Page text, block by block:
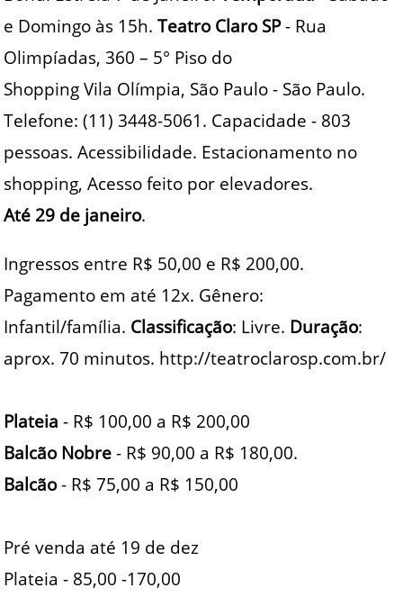
e Domingo às 15h.Teatro Claro SP- Rua
Olimpíadas, 360 – 5° Piso do
Shopping Vila Olímpia, São Paulo - São Paulo.
Telefone: (11) 3448-5061. Capacidade - 803
pessoas. Acessibilidade. Estacionamento no
shopping, Acesso feito por elevadores.
Até 29 de janeiro.
Ingressos entre R$ 50,00 e R$ 200,00.
Pagamento em até 12x. Gênero:
Infantil/família. Classificação: Livre. Duração:
aprox. 70 minutos. http://teatroclarosp.com.br/
Plateia - R$ 100,00 a R$ 200,00
Balcão Nobre - R$ 90,00 a R$ 180,00.
Balcão- R$ 75,00 a R$ 150,00
Pré venda até 19 de dez
Plateia - 85,00 -170,00